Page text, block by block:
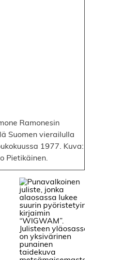
Ramonesin
Suomen vierailulla
1977. Kuva:
Pietikäinen.